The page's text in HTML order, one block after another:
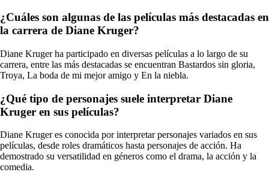
¿Cuáles son algunas de las películas más destacadas en
la carrera de Diane Kruger?
Diane Kruger ha participado en diversas películas a lo largo de su
carrera, entre las más destacadas se encuentran Bastardos sin gloria,
Troya, La boda de mi mejor amigo y En la niebla.
¿Qué tipo de personajes suele interpretar Diane
Kruger en sus películas?
Diane Kruger es conocida por interpretar personajes variados en sus
películas, desde roles dramáticos hasta personajes de acción. Ha
demostrado su versatilidad en géneros como el drama, la acción y la
comedia.